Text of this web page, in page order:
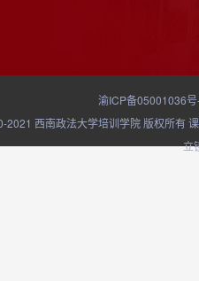
渝ICP备05001036
西南政法大学培训学院 版权所有
立